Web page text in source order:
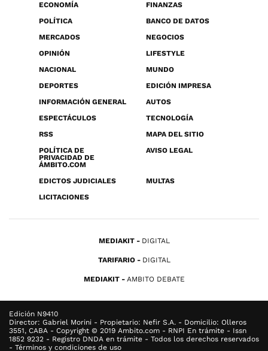
ECONOMÍA
FINANZAS
POLÍTICA
BANCO DE DATOS
MERCADOS
NEGOCIOS
OPINIÓN
LIFESTYLE
NACIONAL
MUNDO
DEPORTES
EDICIÓN IMPRESA
INFORMACIÓN GENERAL
AUTOS
ESPECTÁCULOS
TECNOLOGÍA
RSS
MAPA DEL SITIO
POLÍTICA DE
PRIVACIDAD DE
ÁMBITO.COM
AVISO LEGAL
EDICTOS JUDICIALES
MULTAS
LICITACIONES
MEDIAKIT DIGITAL
TARIFARIO DIGITAL
MEDIAKIT AMBITO DEBATE
Edición N9410
Director: Gabriel Morini - Propietario: Nefir S.A. - Domicilio: Olleros
3551, CABA - Copyright © 2019 Ambito.com - RNPI En trámite - Issn
1852 9232 - Registro DNDA en trámite - Todos los derechos reservados
- Términos y condiciones de uso